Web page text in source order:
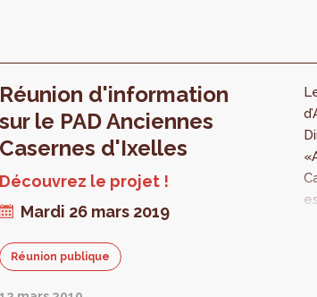
Réunion d'information
sur le PAD Anciennes
Casernes d'Ixelles
Découvrez le projet !
Mardi 26 mars 2019
Réunion publique